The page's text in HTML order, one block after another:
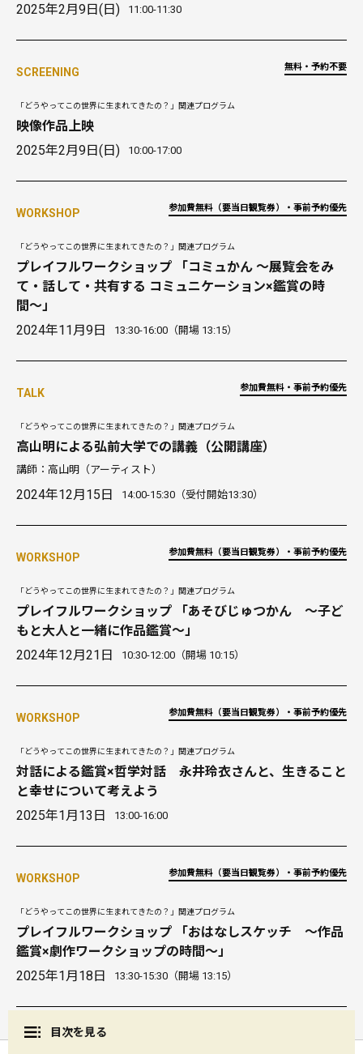
目次を見る
2025年2月9日(日)
11:00-11:30
SCREENING 無料・予約不要
「どうやってこの世界に生まれてきたの？」関連プログラム
映像作品上映
2025年2月9日(日)
10:00-17:00
WORKSHOP 参加費無料（要当日観覧券）・事前予約優先
「どうやってこの世界に生まれてきたの？」関連プログラム
プレイフルワークショップ 「コミュかん 〜展覧会をみ
て・話して・共有する コミュニケーション×鑑賞の時
間〜」
2024年11月9日
13:30-16:00（開場 13:15）
TALK 参加費無料・事前予約優先
「どうやってこの世界に生まれてきたの？」関連プログラム
高山明による弘前大学での講義（公開講座）
講師：高山明（アーティスト）
2024年12月15日 14:00-15:30（受付開始13:30）
WORKSHOP 参加費無料（要当日観覧券）・事前予約優先
「どうやってこの世界に生まれてきたの？」関連プログラム
プレイフルワークショップ 「あそびじゅつかん 〜子ど
もと大人と一緒に作品鑑賞〜」
2024年12月21日
10:30-12:00（開場 10:15）
WORKSHOP 参加費無料（要当日観覧券）・事前予約優先
「どうやってこの世界に生まれてきたの？」関連プログラム
対話による鑑賞×哲学対話 永井玲衣さんと、生きること
と幸せについて考えよう
2025年1月13日
13:00-16:00
WORKSHOP 参加費無料（要当日観覧券）・事前予約優先
「どうやってこの世界に生まれてきたの？」関連プログラム
プレイフルワークショップ 「おはなしスケッチ 〜作品
鑑賞×劇作ワークショップの時間〜」
2025年1月18日
13:30-15:30（開場 13:15）